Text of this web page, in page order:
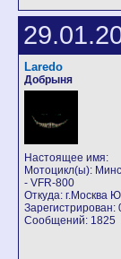
Laredo
Добрыня
Настоящее имя:
Мотоцикл(ы):
- VFR-800
Откуда: г.Москва
Зарегистрирован:
Сообщений: 1825